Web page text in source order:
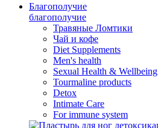
Благополучие
благополучие
Травяные Ломтики
Чай и кофе
Diet Supplements
Men's health
Sexual Health & Wellbeing
Tourmaline products
Detox
Intimate Care
For immune system